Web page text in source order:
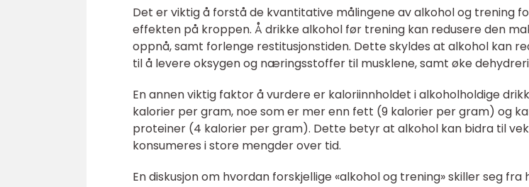
Det er viktig å forstå de kvantitative målingene av alkohol og trening
effekten på kroppen. Å drikke alkohol før trening kan redusere den
oppnå, samt forlenge restitusjonstiden. Dette skyldes at alkohol kan
til å levere oksygen og næringsstoffer til musklene, samt øke
En annen viktig faktor å vurdere er kaloriinnholdet i alkoholholdige
kalorier per gram, noe som er mer enn fett (9 kalorier per gram) og
proteiner (4 kalorier per gram). Dette betyr at alkohol kan bidra til
konsumeres i store mengder over tid.
En diskusjon om hvordan forskjellige «alkohol og trening» skiller seg fra